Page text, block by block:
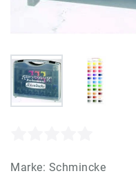
Marke: Schmincke